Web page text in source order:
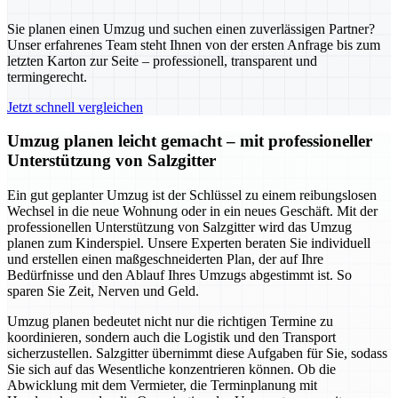
Sie planen einen Umzug und suchen einen zuverlässigen Partner?
Unser erfahrenes Team steht Ihnen von der ersten Anfrage bis zum
letzten Karton zur Seite – professionell, transparent und
termingerecht.
Jetzt schnell vergleichen
Umzug planen leicht gemacht – mit professioneller
Unterstützung von Salzgitter
Ein gut geplanter Umzug ist der Schlüssel zu einem reibungslosen
Wechsel in die neue Wohnung oder in ein neues Geschäft. Mit der
professionellen Unterstützung von Salzgitter wird das Umzug
planen zum Kinderspiel. Unsere Experten beraten Sie individuell
und erstellen einen maßgeschneiderten Plan, der auf Ihre
Bedürfnisse und den Ablauf Ihres Umzugs abgestimmt ist. So
sparen Sie Zeit, Nerven und Geld.
Umzug planen bedeutet nicht nur die richtigen Termine zu
koordinieren, sondern auch die Logistik und den Transport
sicherzustellen. Salzgitter übernimmt diese Aufgaben für Sie, sodass
Sie sich auf das Wesentliche konzentrieren können. Ob die
Abwicklung mit dem Vermieter, die Terminplanung mit